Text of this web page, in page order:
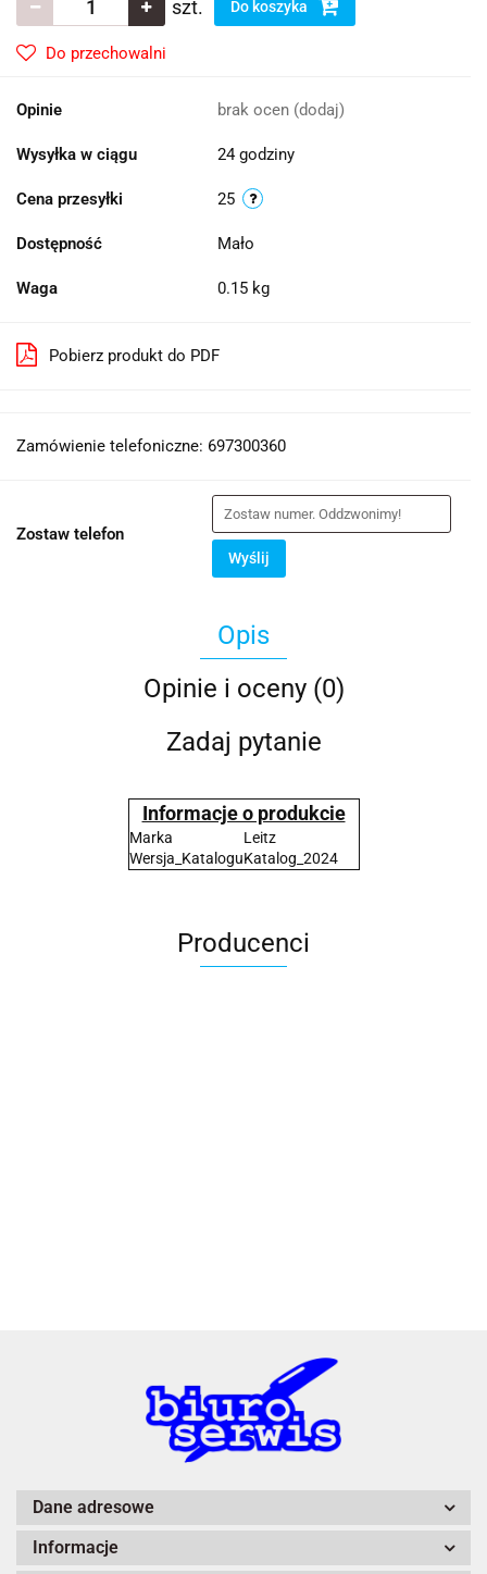
szt. Do koszyka
Do przechowalni
Opinie brak ocen (dodaj)
Wysyłka w ciągu 24 godziny
Cena przesyłki 25
Dostępność Mało
Waga 0.15 kg
Pobierz produkt do PDF
Zamówienie telefoniczne: 697300360
Zostaw telefon
Wyślij
Opis
Opinie i oceny (0)
Zadaj pytanie
Informacje o produkcie
Marka
Leitz
Wersja_KataloguKatalog_2024
Producenci
A4 Tech
Dane adresowe
Informacje